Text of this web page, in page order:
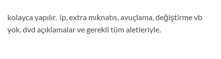
kolayca yapılır. ip, extra mıknatıs, avuçlama, değiştirme vb
yok. dvd açıklamalar ve gerekli tüm aletleriyle.